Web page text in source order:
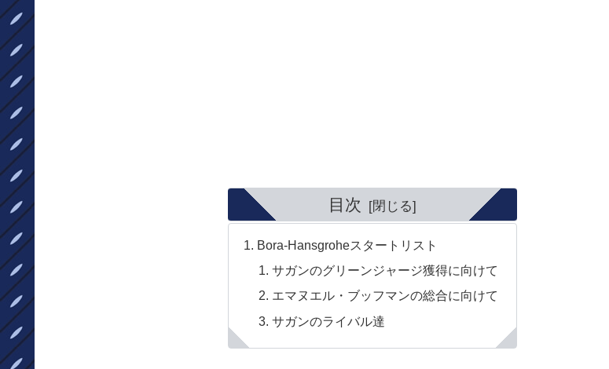
目次
Bora-​​Hansgroheスタートリスト
サガンのグリーンジャージ獲得に向けて
エマヌエル・ブッフマンの総合に向けて
サガンのライバル達